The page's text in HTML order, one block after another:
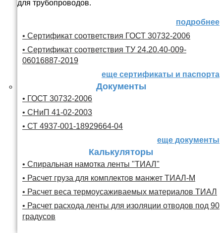
для трубопроводов.
подробнее
• Сертификат соответствия ГОСТ 30732-2006
• Сертификат соответствия ТУ 24.20.40-009-
06016887-2019
еще сертификаты и паспорта
Документы
• ГОСТ 30732-2006
• СНиП 41-02-2003
• СТ 4937-001-18929664-04
еще документы
Калькуляторы
• Спиральная намотка ленты "ТИАЛ"
• Расчет груза для комплектов манжет ТИАЛ-М
• Расчет веса термоусаживаемых материалов ТИАЛ
• Расчет расхода ленты для изоляции отводов под 90
градусов